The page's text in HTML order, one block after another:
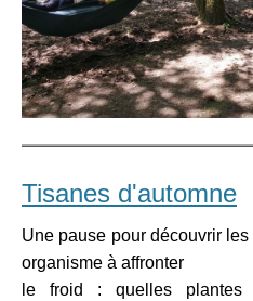
Tisanes d'automne
Une pause pour découvrir
organisme à affronter
le froid : quelles plantes